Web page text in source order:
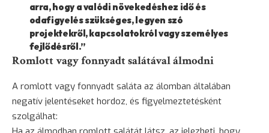
arra, hogy a valódi növekedéshez idő és
odafigyelés szükséges, legyen szó
projektekről, kapcsolatokról vagy személyes
fejlődésről.”
Romlott vagy fonnyadt salátával álmodni
A romlott vagy fonnyadt saláta az álomban általában
negatív jelentéseket hordoz, és figyelmeztetésként
szolgálhat: